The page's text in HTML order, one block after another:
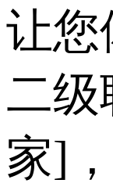
让您
二级
家]